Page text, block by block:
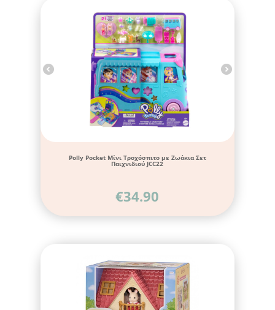
Polly Pocket Μίνι Τροχόσπιτο με Ζωάκια Σετ
Παιχνιδιού JCC22
€34.90